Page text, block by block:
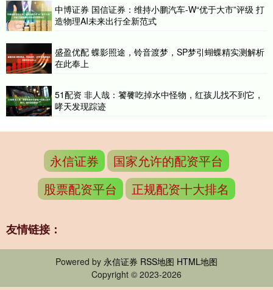
中博证券 国信证券：维持小鹏汽车-W“优于大市”评级 打
造物理AI未来出行全新范式
盛盈优配 蝶影照途，铃音渡梦，SP梦引蝴蝶精实测解析
在此奉上
51配资 非人哉：饕餮吃掉水中怪物，红孩儿找不到它，
哮天发现踪迹
永信证券
国家允许的配资平台
股票配资平台
正规配资十大排名
友情链接：
Powered by 永信证券 RSS地图 HTML地图
Copyright © 2023-2026